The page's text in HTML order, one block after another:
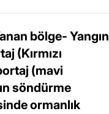
bölge- Yangın
(Kırmızı
(mavi
söndürme
ormanlık